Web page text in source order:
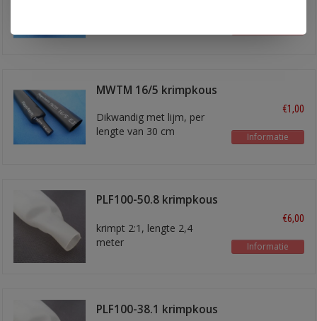
MWTM 16/5 krimpkous
Dikwandig met lijm, per
lengte van 30 cm
€1,00
Informatie
PLF100-50.8 krimpkous
krimpt 2:1, lengte 2,4
meter
€6,00
Informatie
PLF100-38.1 krimpkous